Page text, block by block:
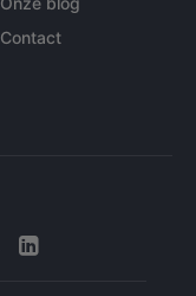
Contact